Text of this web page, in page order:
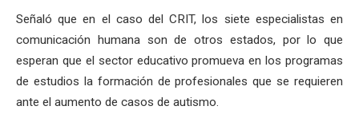
Señaló que en el caso del CRIT, los siete especialistas en
comunicación humana son de otros estados, por lo que
esperan que el sector educativo promueva en los programas
de estudios la formación de profesionales que se requieren
ante el aumento de casos de autismo.